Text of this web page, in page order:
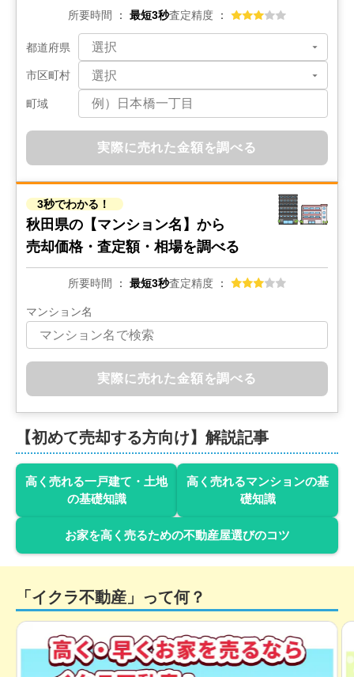
所要時間 最短3秒査定精度
都道府県
市区町村
町域
実際に売れた金額を調べる
3秒でわかる！
秋田県の 【マンション名】から
売却価格・査定額・相場を調べる
所要時間 最短3秒査定精度
マンション名
実際に売れた金額を調べる
【初めて売却する方向け】解説記事
高く売れる一戸建て・土地
の基礎知識
高く売れるマンションの基
礎知識
お家を高く売るための不動産屋選びのコツ
「イクラ不動産」って何？